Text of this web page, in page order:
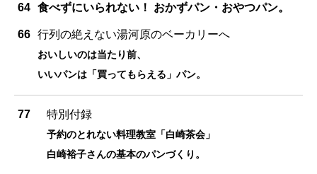
64 食べずにいられない！ おかずパン・おやつパン。
66 行列の絶えない湯河原のベーカリーへ
おいしいのは当たり前、
いいパンは「買ってもらえる」パン。
77 特別付録
予約のとれない料理教室「白崎茶会」
白崎裕子さんの基本のパンづくり。